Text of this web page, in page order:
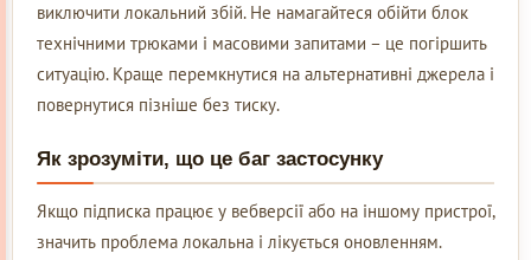
виключити локальний збій. Не намагайтеся обійти блок
технічними трюками і масовими запитами – це погіршить
ситуацію. Краще перемкнутися на альтернативні джерела і
повернутися пізніше без тиску.
Як зрозуміти, що це баг застосунку
Якщо підписка працює у вебверсії або на іншому пристрої,
значить проблема локальна і лікується оновленням.